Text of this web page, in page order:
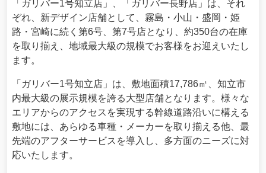
「ガリバー1号知立店」、「ガリバー長野店」は、それ
ぞれ、新デザイン店舗として、霧島・小山・盛岡・姫
路・宮崎に続く第6号、第7号店となり、約350台の在庫
を取り揃え、地域最大級の規模でお客様をお迎えいたし
ます。
「ガリバー1号知立店」は、敷地面積17,786㎡、知立市
内最大級の展示規模を誇る大型店舗となります。様々な
エリアからのアクセスを実現する幹線道路沿いに構える
敷地には、あらゆる車種・メーカーを取り揃える他、最
先端のアフターサービスを導入し、多方面のニーズに対
応いたします。